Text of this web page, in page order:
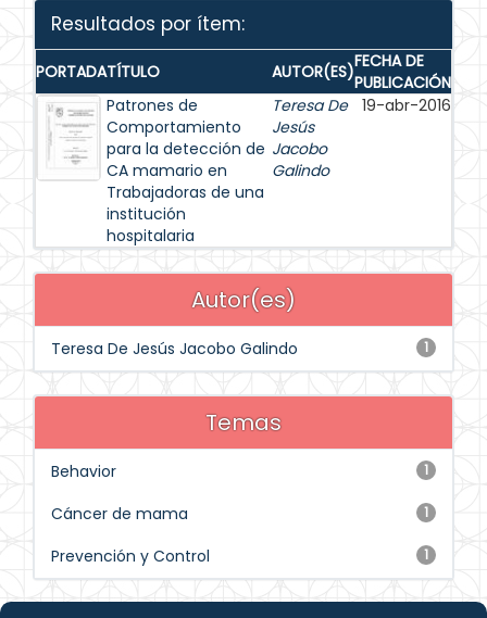
Resultados por ítem:
PORTADATÍTULO AUTOR(ES)FECHA DE
PUBLICACIÓN
Patrones de
Comportamiento
para la detección de
CA mamario en
Trabajadoras de una
institución
hospitalaria
Teresa De
Jesús
Jacobo
Galindo
19-abr-2016
Autor(es)
1
Teresa De Jesús Jacobo Galindo
Temas
1
Behavior
1
Cáncer de mama
1
Prevención y Control